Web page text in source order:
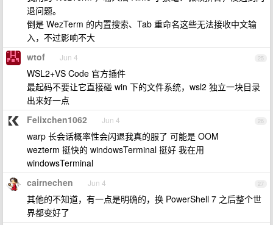
退问题。
倒是 WezTerm 的内置搜索、Tab 重命名这些无法接收中文输
入，不过影响不大
25
wtof Jun 4
WSL2+VS Code 官方插件
最起码不要让它直接碰 win 下的文件系统，wsl2 独立一块目录
出来好一点
26
Felixchen1062 Jun 4
warp 长会话概率性会闪退我真的服了 可能是 OOM
wezterm 挺快的 windowsTerminal 挺好 我在用
windowsTerminal
27
cairnechen Jun 4
其他的不知道，有一点是明确的，换 PowerShell 7 之后整个世
界都变好了